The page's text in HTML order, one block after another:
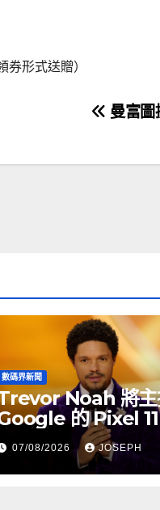
券形式送贈）
曼富圖
數碼界新聞
Noah 將主
的 Pixel 11
活動
07/08/2026 JOSEPH